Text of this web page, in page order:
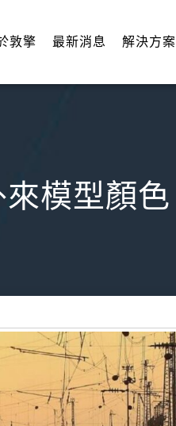
敦擎 最新消息 解決方案
模型顏色